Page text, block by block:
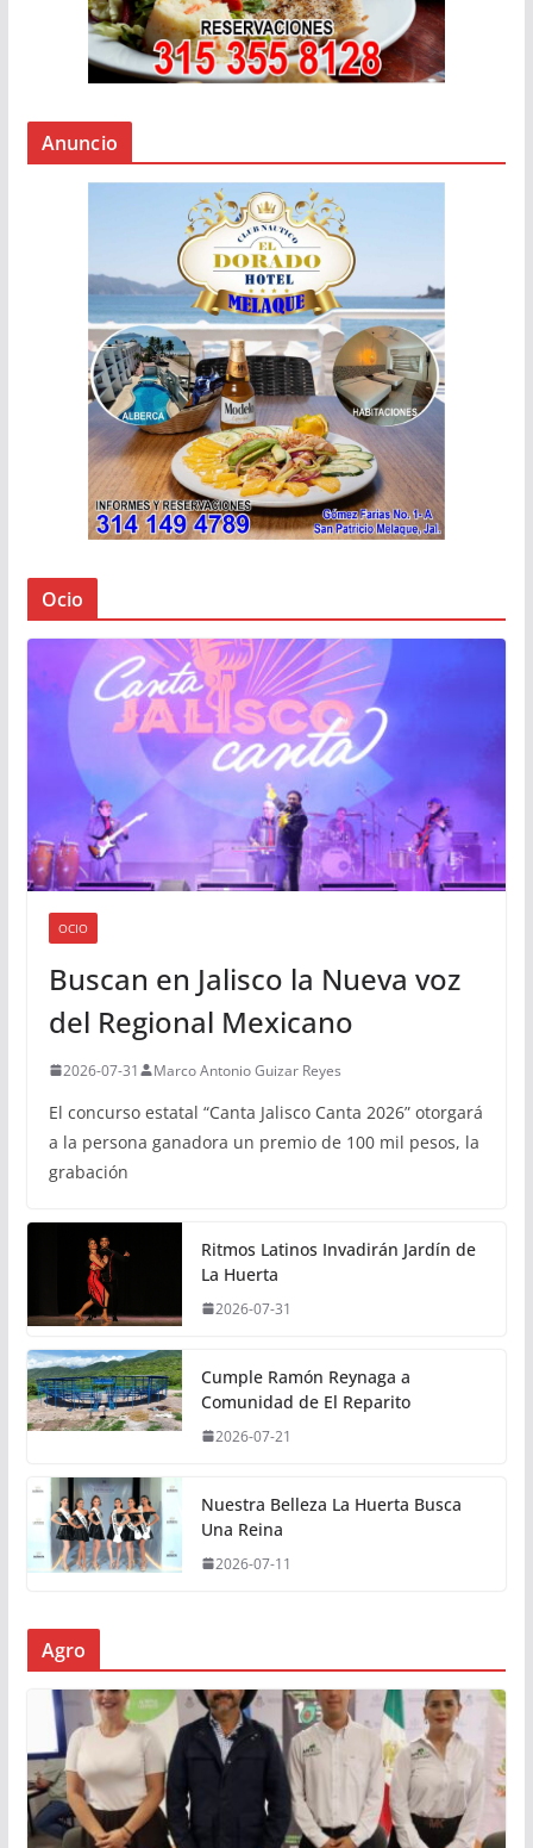
Anuncio
Ocio
OCIO
Buscan en Jalisco la Nueva voz
del Regional Mexicano
2026-07-31 Marco Antonio Guizar Reyes
El concurso estatal “Canta Jalisco Canta 2026” otorgará
a la persona ganadora un premio de 100 mil pesos, la
grabación
Ritmos Latinos Invadirán Jardín de
La Huerta
2026-07-31
Cumple Ramón Reynaga a
Comunidad de El Reparito
2026-07-21
Nuestra Belleza La Huerta Busca
Una Reina
2026-07-11
Agro